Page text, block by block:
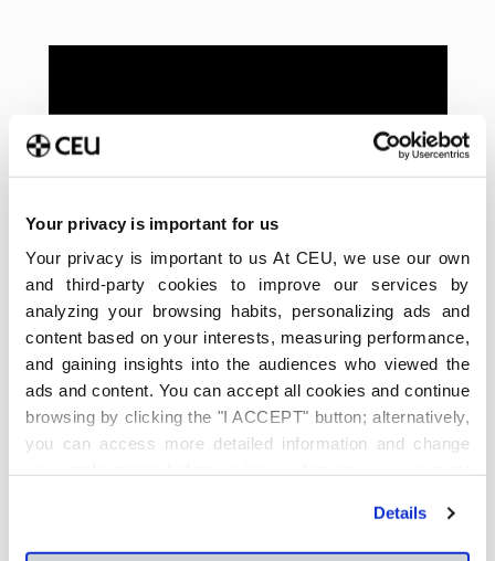
Your privacy is important for us
Your privacy is important to us At CEU, we use our own
and third-party cookies to improve our services by
analyzing your browsing habits, personalizing ads and
content based on your interests, measuring performance,
and gaining insights into the audiences who viewed the
ads and content. You can accept all cookies and continue
browsing by clicking the "I ACCEPT" button; alternatively,
you can access more detailed information and change
Details